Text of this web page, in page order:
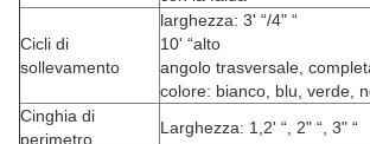
Cicli di
sollevamento
larghezza: 3' “/4" “
10' “alto
angolo trasversale,
colore: bianco, blu, verde,
Cinghia di
perimetro
Larghezza: 1,2' “, 2" “, 3" “